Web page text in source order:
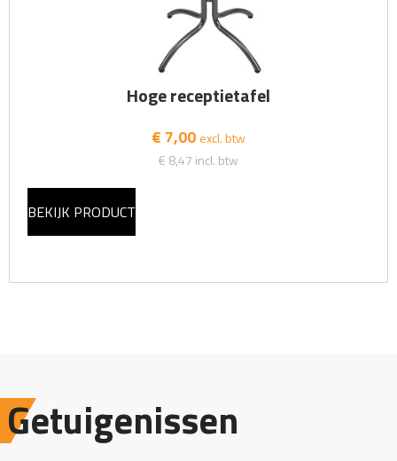
Hoge receptietafel
€ 7,00 excl. btw
€ 8,47 incl. btw
BEKIJK PRODUCT
Getuigenissen